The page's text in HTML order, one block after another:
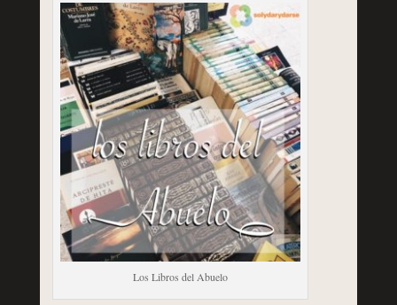
Los Libros del Abuelo